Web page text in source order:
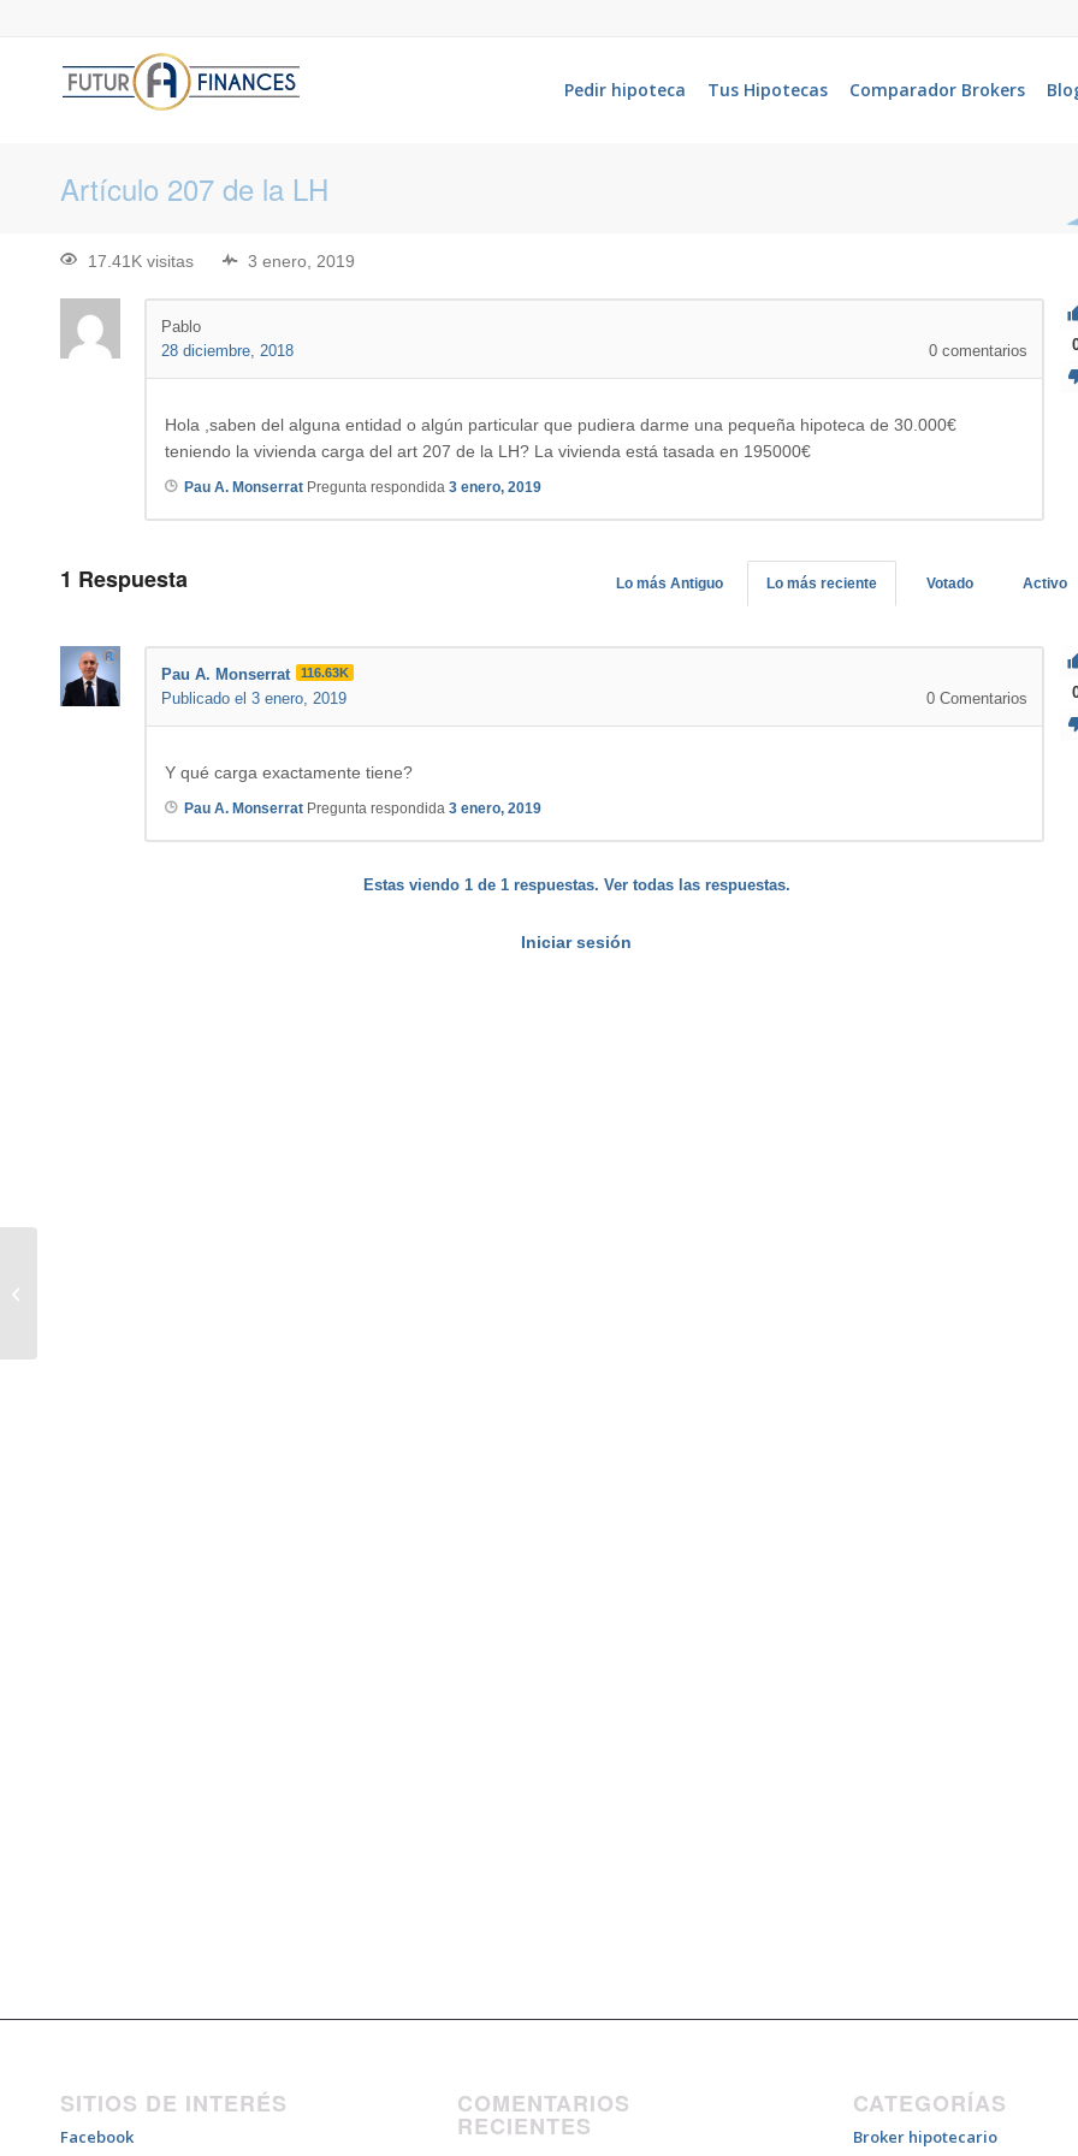
Pedir hipoteca Tus Hipotecas Comparador Brokers
Artículo 207 de la LH
17.41K visitas 3 enero, 2019
Pablo
28 diciembre, 2018
0 comentarios
Hola ,saben del alguna entidad o algún particular que pudiera darme una pequeña hipoteca de 30.000€
teniendo la vivienda carga del art 207 de la LH? La vivienda está tasada en 195000€
Pau A. Monserrat Pregunta respondida 3 enero, 2019
1 Respuesta Activo
Votado
Lo más reciente
Lo más Antiguo
Pau A. Monserrat 116.63K
Publicado el 3 enero, 2019 0 Comentarios
Y qué carga exactamente tiene?
Pau A. Monserrat Pregunta respondida 3 enero, 2019
Estas viendo 1 de 1 respuestas. Ver todas las respuestas.
Iniciar sesión
SITIOS DE INTERÉS
Facebook
COMENTARIOS
RECIENTES
CATEGORÍAS
Broker hipotecario